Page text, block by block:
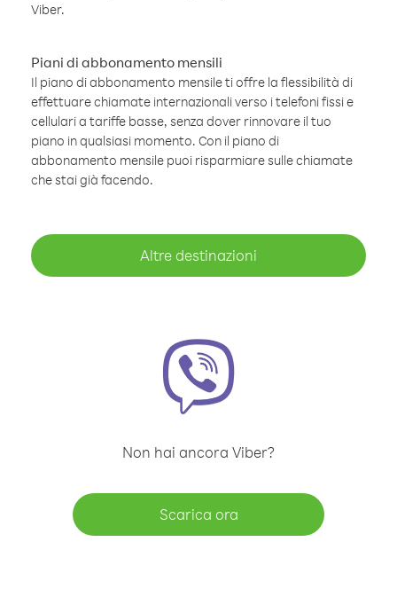
Viber.
Piani di abbonamento mensili
Il piano di abbonamento mensile ti offre la flessibilità di
effettuare chiamate internazionali verso i telefoni fissi e
cellulari a tariffe basse, senza dover rinnovare il tuo
piano in qualsiasi momento. Con il piano di
abbonamento mensile puoi risparmiare sulle chiamate
che stai già facendo.
Altre destinazioni
Non hai ancora Viber?
Scarica ora